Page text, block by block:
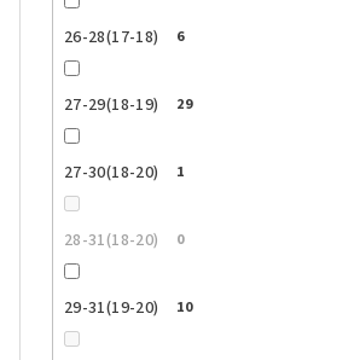
26-28(17-18) 6
27-29(18-19) 29
27-30(18-20) 1
28-31(18-20) 0
29-31(19-20) 10